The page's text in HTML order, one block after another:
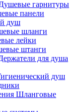
гарнитуры
панели
душ
шланги
лейки
штанги
для душа
душ
Шланговые